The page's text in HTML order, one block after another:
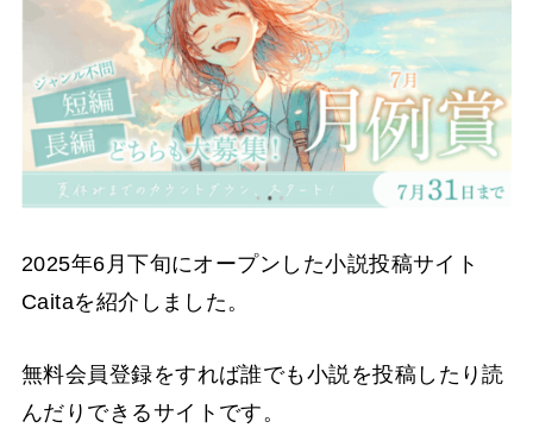
2025年6月下旬にオープンした小説投稿サイト
Caitaを紹介しました。
無料会員登録をすれば誰でも小説を投稿したり読
んだりできるサイトです。